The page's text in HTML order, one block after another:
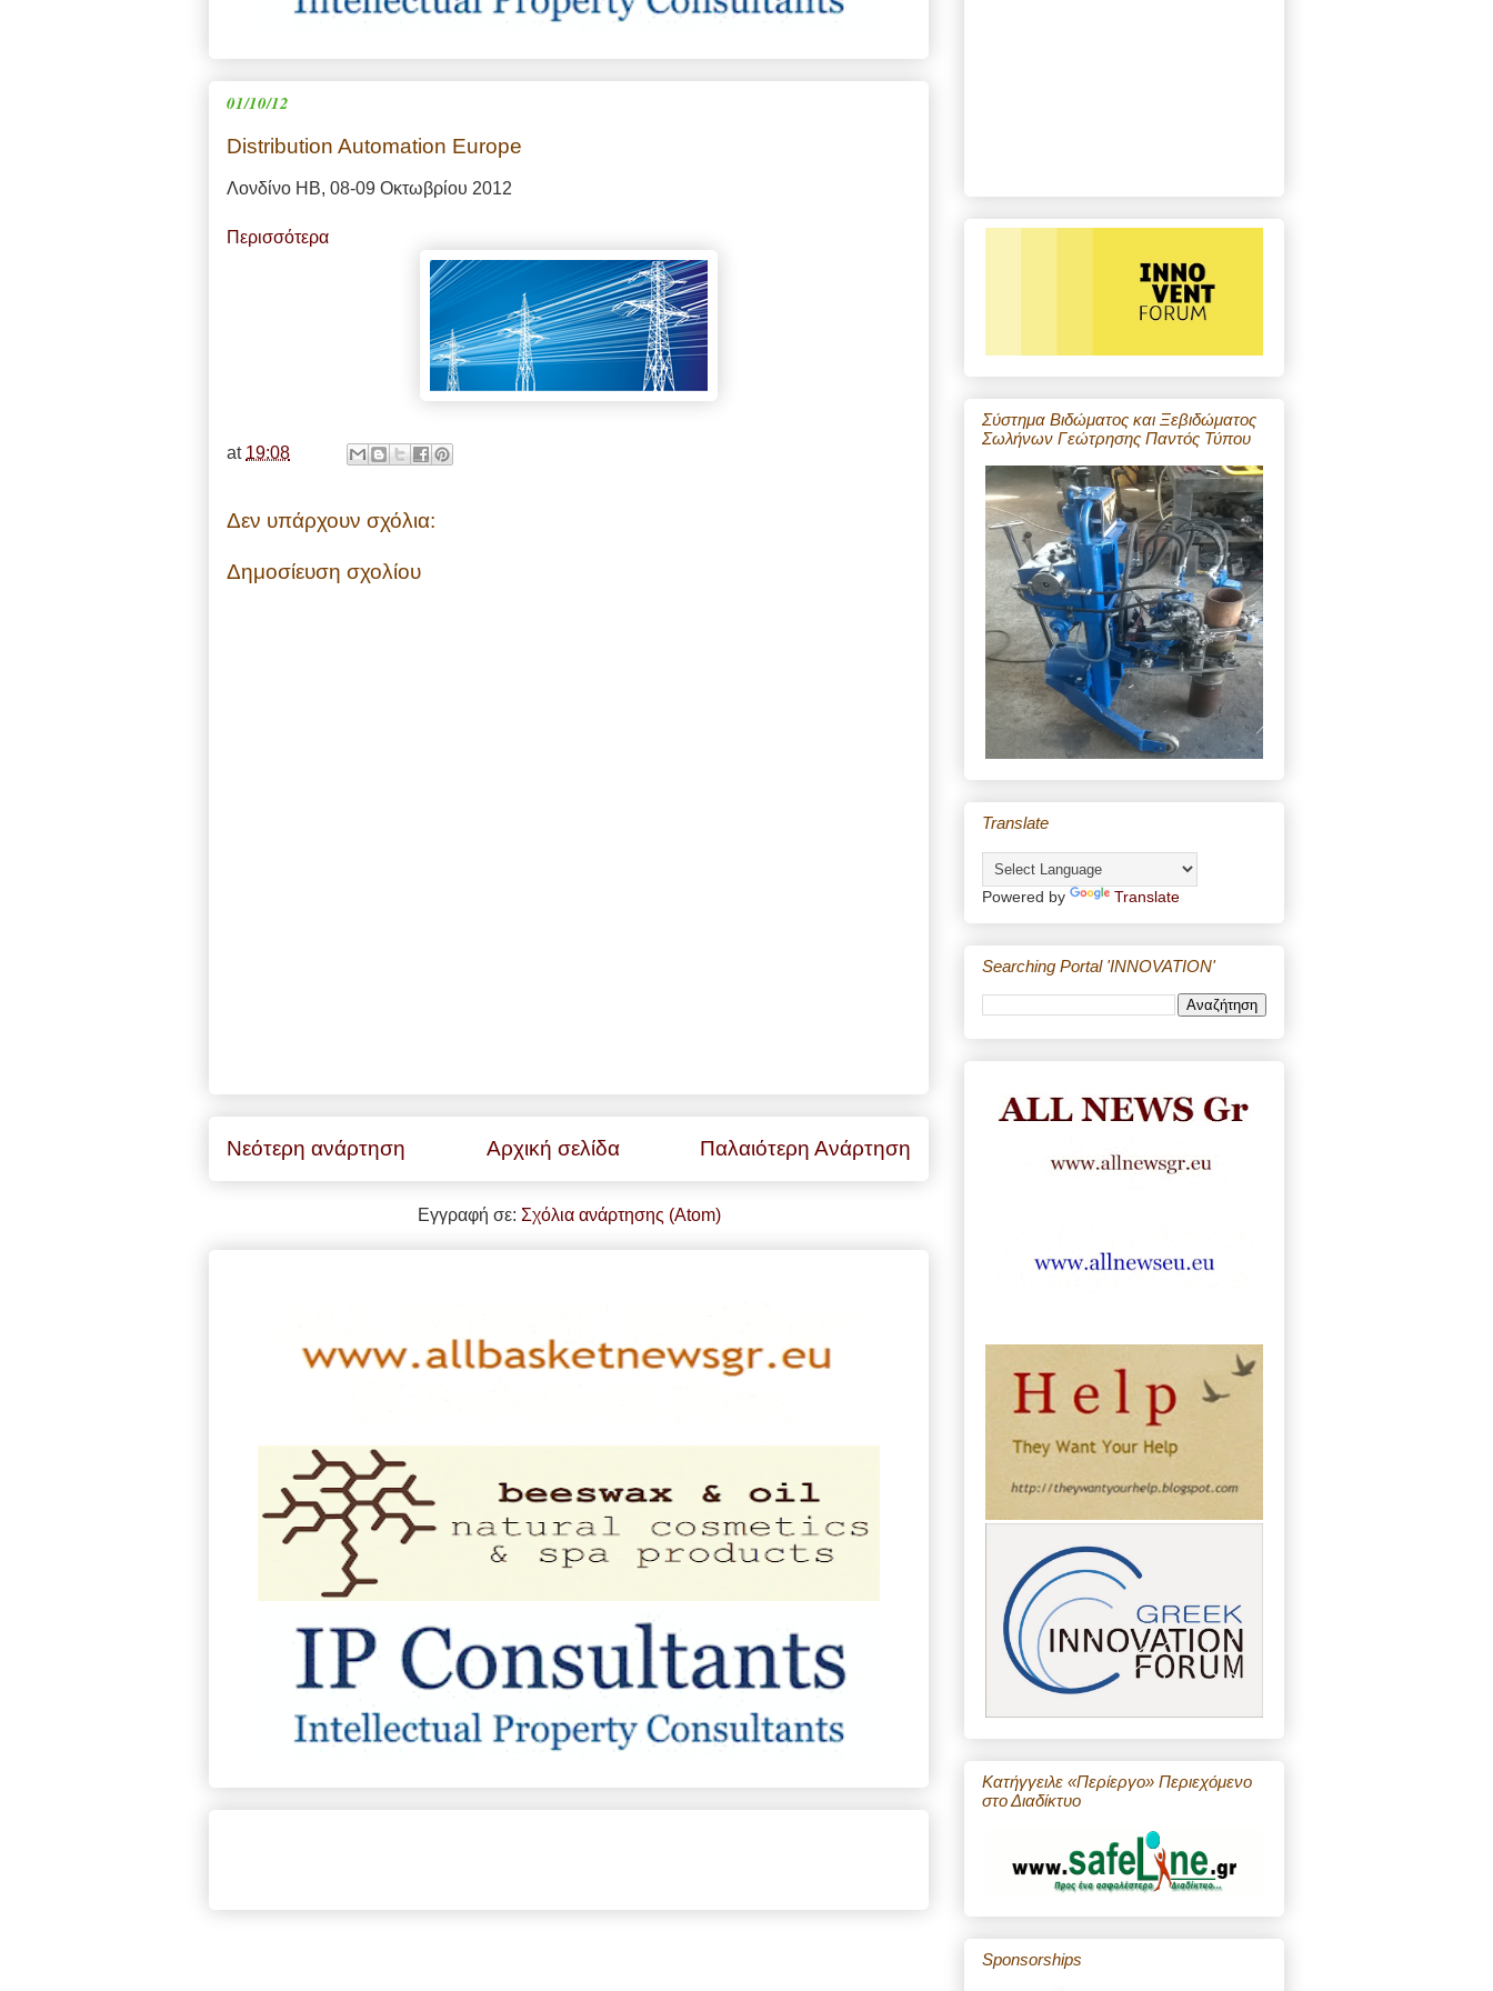
01/10/12
Distribution Automation Europe
Λονδίνο ΗΒ, 08-09 Οκτωβρίου 2012
Περισσότερα
at 19:08
Δεν υπάρχουν σχόλια:
Δημοσίευση σχολίου
Νεότερη ανάρτηση Παλαιότερη Ανάρτηση
Αρχική σελίδα
Εγγραφή σε: Σχόλια ανάρτησης (Atom)
Σύστημα Βιδώματος και Ξεβιδώματος
Σωλήνων Γεώτρησης Παντός Τύπου
Translate
Powered by Translate
Searching Portal 'INNOVATION'
Κατήγγειλε «Περίεργο» Περιεχόμενο
στο Διαδίκτυο
Sponsorships